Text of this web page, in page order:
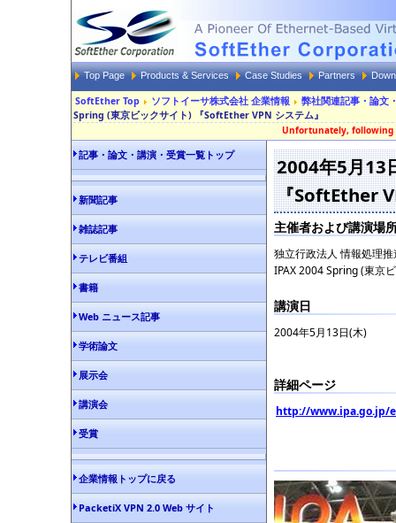
Top Page Products & Services Case Studies Partners
SoftEther Top ソフトイーサ株式会社 企業情報
弊社関連記事・論文
Spring (東京ビックサイト) 『SoftEther VPN システム』
Unfortunately, following
記事・論文・講演・受賞一覧トップ
新聞記事
雑誌記事
テレビ番組
書籍
Web ニュース記事
学術論文
展示会
講演会
受賞
企業情報トップに戻る
PacketiX VPN 2.0 Web サイト
2004年5月13
『SoftEther
主催者および講演場
独立行政法人 情報処理
IPAX 2004 Spring (東京
講演日
2004年5月13日(木)
詳細ページ
http://www.ipa.go.jp/